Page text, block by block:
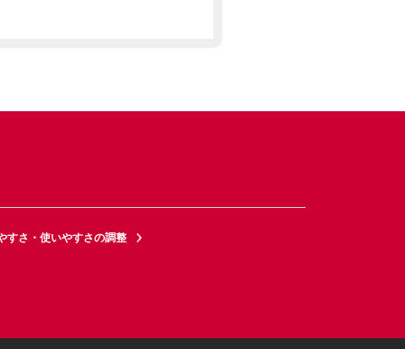
すさ・使いやすさの調整